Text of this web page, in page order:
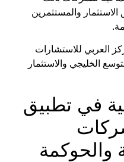
الاستثمار والمستثمرين
العربي للاستشارات
الخليجي والاستثمار
في تطبيق
والحوكمة